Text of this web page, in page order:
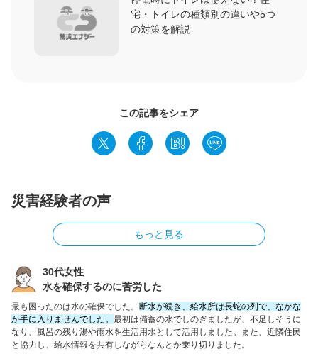
宅・トイレの種類別の違いや5つ
の対策を解説
この記事をシェア
災害経験者の声
もっと見る
30代女性
水を確保するのに苦労した
最も困ったのは水の確保でした。 断水が続き、給水所は長蛇の列で、なかな
か手に入りませんでした。 最初は備蓄の水でしのぎましたが、不足しそうに
なり、風呂の残り湯や雨水を生活用水として活用しました。また、近隣住民
と協力し、給水情報を共有しながらなんとか乗り切りました。